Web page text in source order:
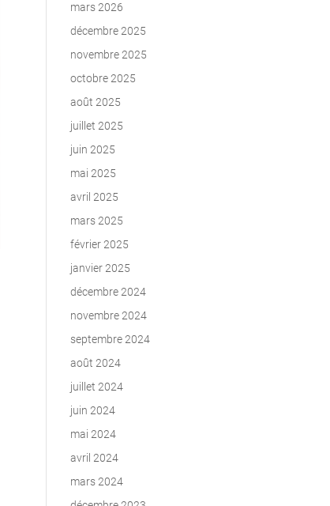
mars 2026
décembre 2025
novembre 2025
octobre 2025
août 2025
juillet 2025
juin 2025
mai 2025
avril 2025
mars 2025
février 2025
janvier 2025
décembre 2024
novembre 2024
septembre 2024
août 2024
juillet 2024
juin 2024
mai 2024
avril 2024
mars 2024